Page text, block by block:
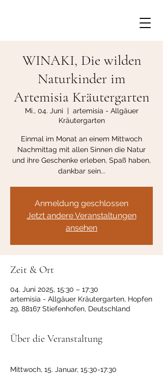
WINAKI, Die wilden
Naturkinder im
Artemisia Kräutergarten
Mi., 04. Juni
  |
artemisia - Allgäuer
Kräutergarten
Einmal im Monat an einem Mittwoch
Nachmittag mit allen Sinnen die Natur
und ihre Geschenke erleben, Spaß haben,
dankbar sein...
Anmeldung geschlossen
Jetzt andere Veranstaltungen
ansehen
Zeit & Ort
04. Juni 2025, 15:30 – 17:30
artemisia - Allgäuer Kräutergarten, Hopfen
29, 88167 Stiefenhofen, Deutschland
Über die Veranstaltung
Mittwoch, 15. Januar, 15:30-17:30